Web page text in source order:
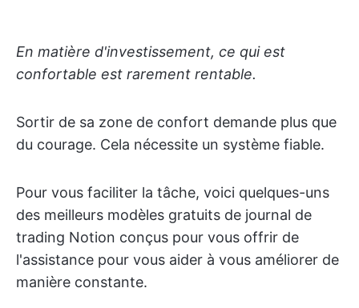
En matière d'investissement, ce qui est
confortable est rarement rentable.
Sortir de sa zone de confort demande plus que
du courage. Cela nécessite un système fiable.
Pour vous faciliter la tâche, voici quelques-uns
des meilleurs modèles gratuits de journal de
trading Notion conçus pour vous offrir de
l'assistance pour vous aider à vous améliorer de
manière constante.